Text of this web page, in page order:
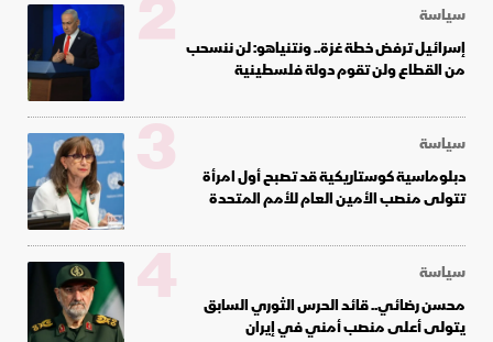
سياسة
إسرائيل ترفض خطة غزة.. ونتنياهو: لن ننسحب
من القطاع ولن تقوم دولة فلسطينية
2
سياسة
دبلوماسية كوستاريكية قد تصبح أول امرأة
تتولى منصب الأمين العام للأمم المتحدة
3
سياسة
محسن رضائي.. قائد الحرس الثوري السابق
يتولى أعلى منصب أمني في إيران
4